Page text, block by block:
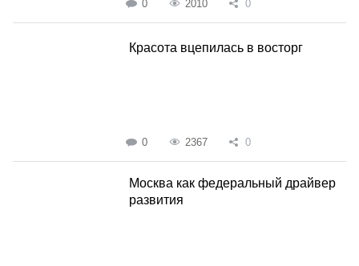
0 2010 0
Красота вцепилась в восторг
0 2367 0
Москва как федеральный драйвер
развития